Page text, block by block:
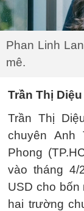
Phan Linh
mê.
Trần Thị
Trần Thị
chuyên Anh
Phong
vào tháng 4/
USD cho
hai trường